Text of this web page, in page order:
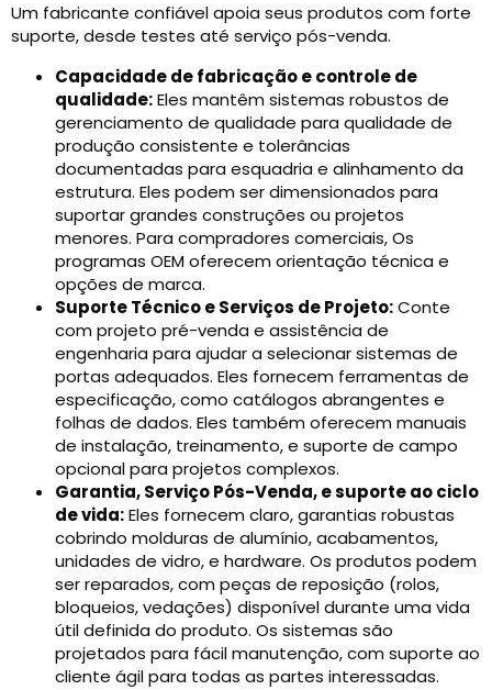
Um fabricante confiável apoia seus produtos com forte
suporte, desde testes até serviço pós-venda.
Capacidade de fabricação e controle de
qualidade:Eles mantêm sistemas robustos de
gerenciamento de qualidade para qualidade de
produção consistente e tolerâncias
documentadas para esquadria e alinhamento da
estrutura. Eles podem ser dimensionados para
suportar grandes construções ou projetos
menores. Para compradores comerciais, Os
programas OEM oferecem orientação técnica e
opções de marca.
Suporte Técnico e Serviços de Projeto:Conte
com projeto pré-venda e assistência de
engenharia para ajudar a selecionar sistemas de
portas adequados. Eles fornecem ferramentas de
especificação, como catálogos abrangentes e
folhas de dados. Eles também oferecem manuais
de instalação, treinamento, e suporte de campo
opcional para projetos complexos.
Garantia, Serviço Pós-Venda, e suporte ao ciclo
de vida:Eles fornecem claro, garantias robustas
cobrindo molduras de alumínio, acabamentos,
unidades de vidro, e hardware. Os produtos podem
ser reparados, com peças de reposição (rolos,
bloqueios, vedações) disponível durante uma vida
útil definida do produto. Os sistemas são
projetados para fácil manutenção, com suporte ao
cliente ágil para todas as partes interessadas.